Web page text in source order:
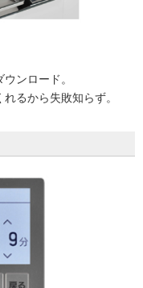
ンロード。
るから失敗知らず。